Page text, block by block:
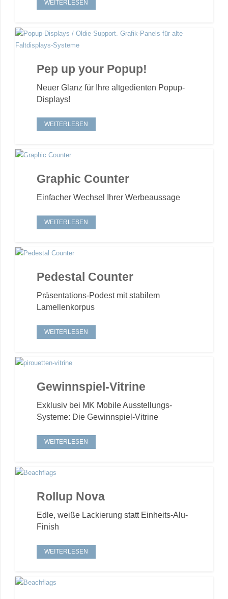
WEITERLESEN
Pep up your Popup!
Neuer Glanz für Ihre altgedienten Popup-
Displays!
WEITERLESEN
Graphic Counter
Einfacher Wechsel Ihrer Werbeaussage
WEITERLESEN
Pedestal Counter
Präsentations-Podest mit stabilem
Lamellenkorpus
WEITERLESEN
Gewinnspiel-Vitrine
Exklusiv bei MK Mobile Ausstellungs-
Systeme: Die Gewinnspiel-Vitrine
WEITERLESEN
Rollup Nova
Edle, weiße Lackierung statt Einheits-Alu-
Finish
WEITERLESEN